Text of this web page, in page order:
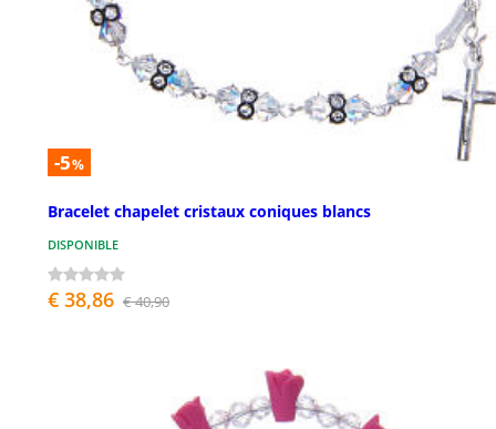
-5%
Bracelet chapelet cristaux coniques blancs
DISPONIBLE
€ 38,86 € 40,90